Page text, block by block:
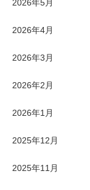
2026年5月
2026年4月
2026年3月
2026年2月
2026年1月
2025年12月
2025年11月